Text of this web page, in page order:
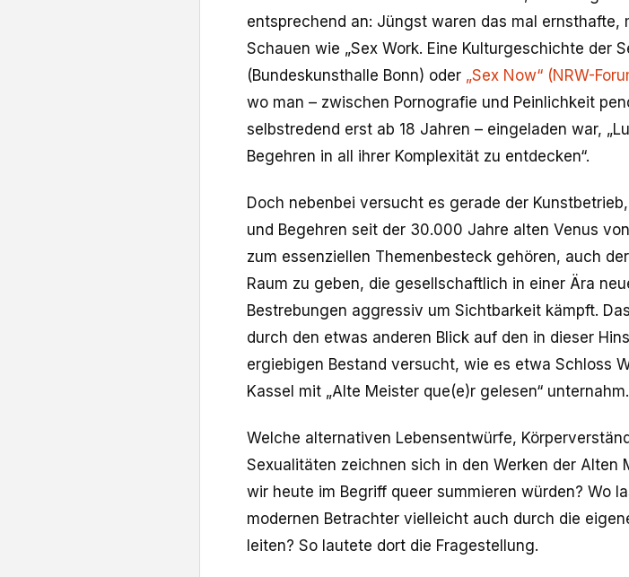
entsprechend an: Jüngst waren das mal ernsthafte,
Schauen wie „Sex Work. Eine Kulturgeschichte der
(Bundeskunsthalle Bonn) oder „Sex Now“ (NRW-
wo man – zwischen Pornografie und Peinlichkeit
selbstredend erst ab 18 Jahren – eingeladen war,
Begehren in all ihrer Komplexität zu entdecken“.
Doch nebenbei versucht es gerade der
und Begehren seit der 30.000 Jahre alten Venus
zum essenziellen Themenbesteck gehören, auch
Raum zu geben, die gesellschaftlich in einer Ära
Bestrebungen aggressiv um Sichtbarkeit kämpft.
durch den etwas anderen Blick auf den in dieser
ergiebigen Bestand versucht, wie es etwa Schloss
Kassel mit „Alte Meister que(e)r gelesen“ unternahm.
Welche alternativen Lebensentwürfe,
Sexualitäten zeichnen sich in den Werken der Alten
wir heute im Begriff queer summieren würden? Wo
modernen Betrachter vielleicht auch durch die
leiten? So lautete dort die Fragestellung.